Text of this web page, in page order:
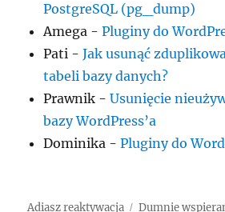
PostgreSQL (pg_dump)
Amega -Pluginy do
Pati -Jak usunąć
tabeli bazy danych?
Prawnik -Usunięcie
bazy WordPress’a
Dominika -Pluginy do
Adiasz reaktywacja Dumnie